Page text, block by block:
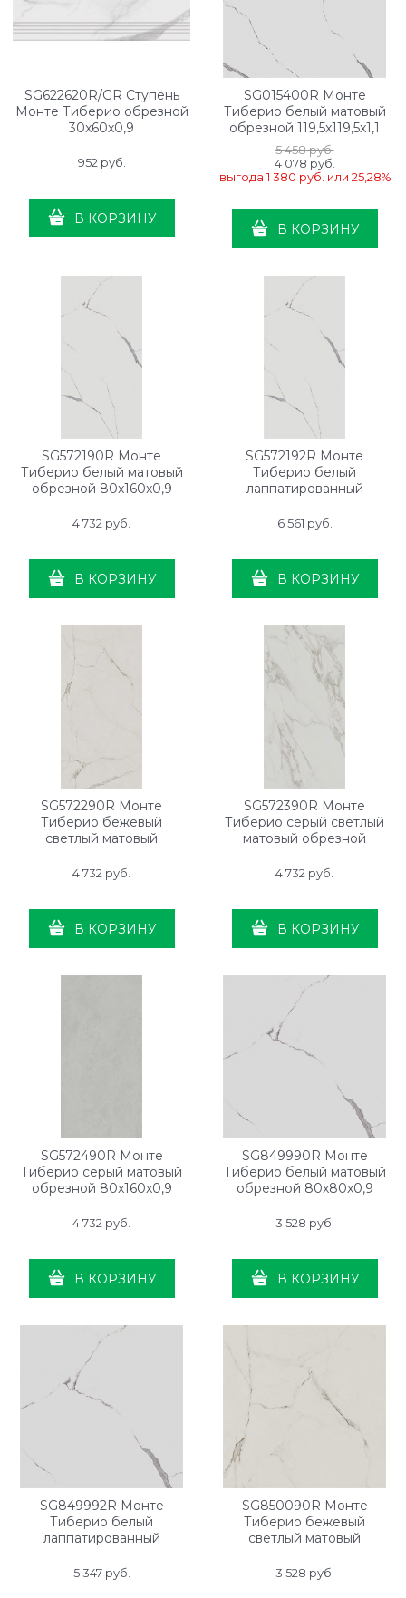
SG622620R/GR Ступень
Монте Тиберио обрезной
30x60x0,9
952 руб.
В КОРЗИНУ
SG015400R Монте
Тиберио белый матовый
обрезной 119,5x119,5x1,1
5 458 руб.
4 078 руб.
выгода 1 380 руб. или 25,28%
В КОРЗИНУ
SG572190R Монте
Тиберио белый матовый
обрезной 80x160x0,9
4 732 руб.
В КОРЗИНУ
SG572192R Монте
Тиберио белый
лаппатированный
6 561 руб.
В КОРЗИНУ
SG572290R Монте
Тиберио бежевый
светлый матовый
4 732 руб.
В КОРЗИНУ
SG572390R Монте
Тиберио серый светлый
матовый обрезной
4 732 руб.
В КОРЗИНУ
SG572490R Монте
Тиберио серый матовый
обрезной 80x160x0,9
4 732 руб.
В КОРЗИНУ
SG849990R Монте
Тиберио белый матовый
обрезной 80x80x0,9
3 528 руб.
В КОРЗИНУ
SG849992R Монте
Тиберио белый
лаппатированный
5 347 руб.
SG850090R Монте
Тиберио бежевый
светлый матовый
3 528 руб.